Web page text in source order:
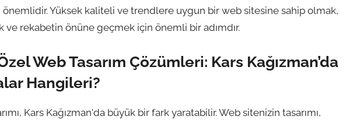
önemlidir. Yüksek kaliteli ve trendlere uygun bir web sitesine sahip olmak,
rekabetin önüne geçmek için önemli bir adımdır.
Web Tasarım Çözümleri: Kars Kağızman’da
Hangileri?
Kars Kağızman'da büyük bir fark yaratabilir. Web sitenizin tasarımı,